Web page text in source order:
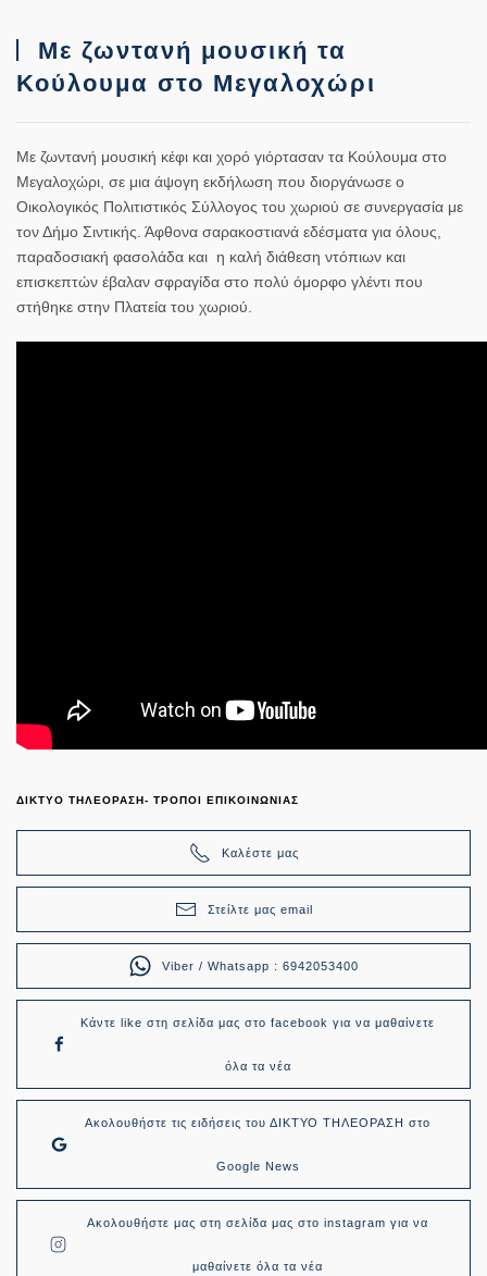
Με ζωντανή μουσική τα
Κούλουμα στο Μεγαλοχώρι
Με ζωντανή μουσική κέφι και χορό γιόρτασαν τα Κούλουμα στο
Μεγαλοχώρι, σε μια άψογη εκδήλωση που διοργάνωσε ο
Οικολογικός Πολιτιστικός Σύλλογος του χωριού σε συνεργασία με
τον Δήμο Σιντικής. Άφθονα σαρακοστιανά εδέσματα για όλους,
παραδοσιακή φασολάδα και η καλή διάθεση ντόπιων και
επισκεπτών έβαλαν σφραγίδα στο πολύ όμορφο γλέντι που
στήθηκε στην Πλατεία του χωριού.
ΔΙΚΤΥΟ ΤΗΛΕΟΡΑΣΗ- ΤΡΟΠΟΙ ΕΠΙΚΟΙΝΩΝΙΑΣ
Καλέστε μας
Στείλτε μας email
Viber / Whatsapp : 6942053400
Κάντε like στη σελίδα μας στο facebook για να μαθαίνετε
όλα τα νέα
Ακολουθήστε τις ειδήσεις του ΔΙΚΤΥΟ ΤΗΛΕΟΡΑΣΗ στο
Google News
Ακολουθήστε μας στη σελίδα μας στο instagram για να
μαθαίνετε όλα τα νέα